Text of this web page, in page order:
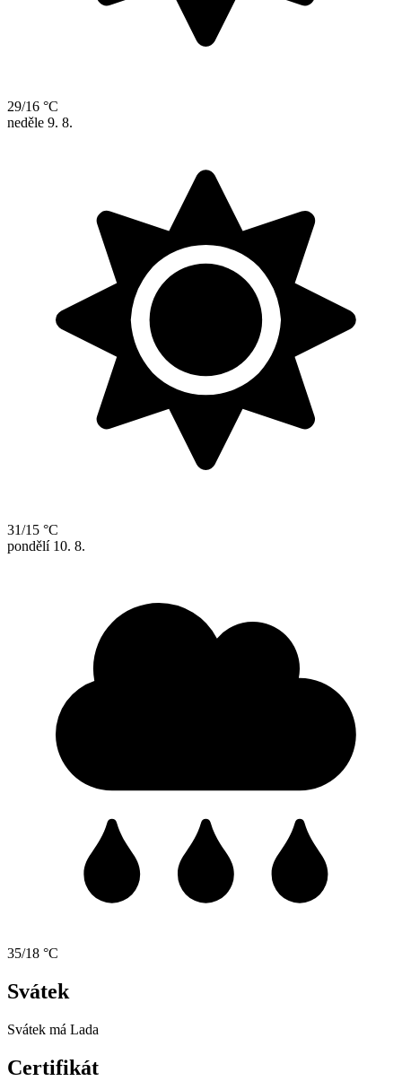
29/16 °C
neděle 9. 8.
31/15 °C
pondělí 10. 8.
35/18 °C
Svátek
Svátek má Lada
Certifikát